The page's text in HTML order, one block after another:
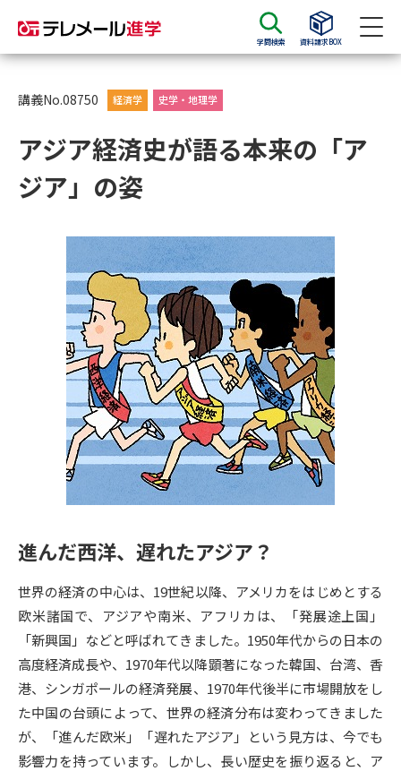
学問検索 資料請求BOX
資料請求
大学・短大の資料種類から請求
総合型選抜・学校推薦型選抜 募
集要項＆願書
大学入学共通テスト利用選抜の
募集要項＆願書
過去問題集
大学・短大以外の資料から請求
専門学校の資料請求 大学院の資料請求
留学・進学関連、塾・予備校
大学入学共通テスト「受験案
内」の請求
大学入学共通テスト「受験上の
配慮案内」の請求
高等学校卒業程度認定試験
幼稚園教員資格認定試験 小学校教員資格認定試験
高等学校（情報）教員資格認定
試験
大学研究 大学検索
大学で学べる内容や特徴を調べる
講義No.08750 経済学 史学・地理学
アジア経済史が語る本来の「ア
ジア」の姿
進んだ西洋、遅れたアジア？
世界の経済の中心は、19世紀以降、アメリカをはじめとする
欧米諸国で、アジアや南米、アフリカは、「発展途上国」
「新興国」などと呼ばれてきました。1950年代からの日本の
高度経済成長や、1970年代以降顕著になった韓国、台湾、香
港、シンガポールの経済発展、1970年代後半に市場開放をし
た中国の台頭によって、世界の経済分布は変わってきました
が、「進んだ欧米」「遅れたアジア」という見方は、今でも
影響力を持っています。しかし、長い歴史を振り返ると、ア